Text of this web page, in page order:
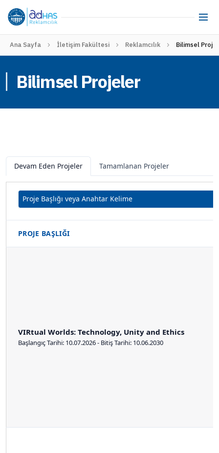
Ana Sayfa İletişim Fakültesi Reklamcılık Bilimsel
Bilimsel Projeler
Devam Eden Projeler Tamamlanan Projeler
PROJE BAŞLIĞI
VIRtual Worlds: Technology, Unity and Ethics
Başlangıç Tarihi: 10.07.2026 - Bitiş Tarihi: 10.06.2030